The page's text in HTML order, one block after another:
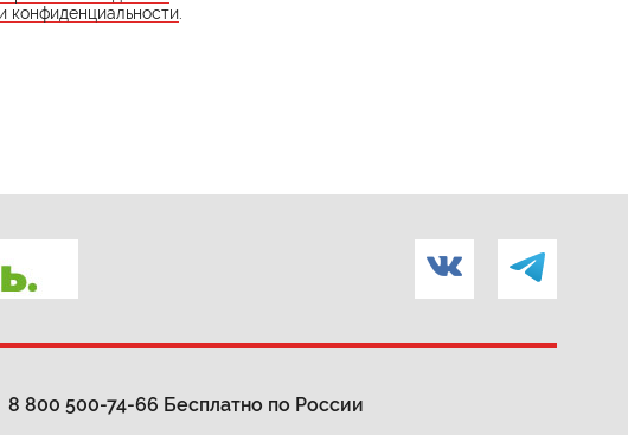
конфиденциальности
8 800 500-74-66 Бесплатно по России